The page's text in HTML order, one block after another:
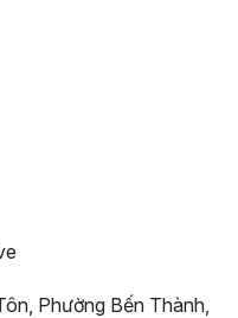
Phường Bến Thành,